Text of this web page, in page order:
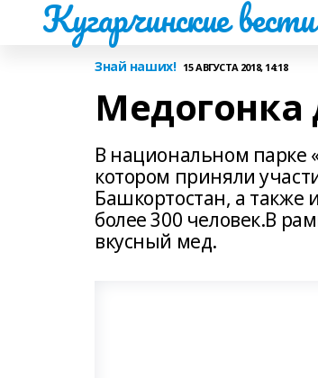
Кугарчинские вести
Знай наших! 15 АВГУСТА 2018, 14:18
Медогонка
В национальном парке
котором приняли
Башкортостан, а также
более 300 человек.В
вкусный мед.